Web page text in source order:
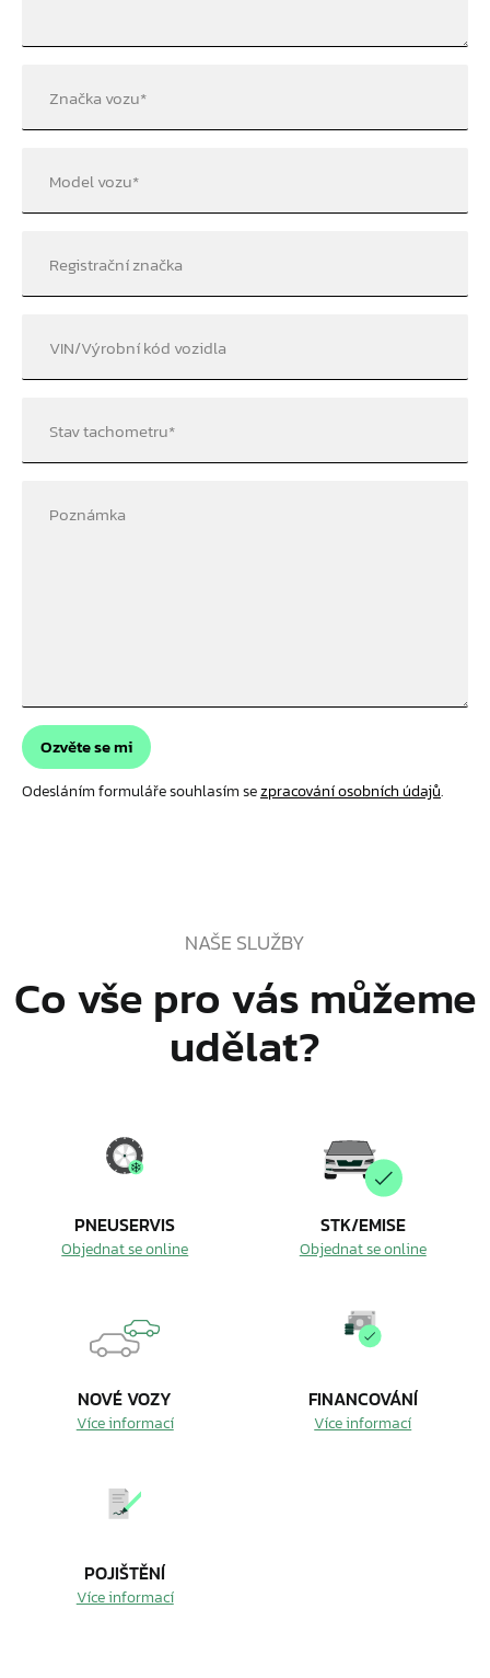
Značka vozu*
Model vozu*
Registrační značka
VIN/Výrobní kód vozidla
Stav tachometru*
Poznámka
Ozvěte se mi
Odesláním formuláře souhlasím sezpracování osobních údajů.
NAŠE SLUŽBY
Co vše pro vás můžeme
udělat?
PNEUSERVIS
Objednat se online
STK/EMISE
Objednat se online
NOVÉ VOZY
Více informací
FINANCOVÁNÍ
Více informací
POJIŠTĚNÍ
Více informací